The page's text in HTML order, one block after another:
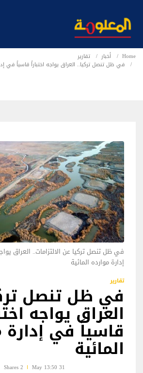
Home أخبار
تقارير
في ظل تنصل تركيا.. العراق يواجه اختباراً قاسياً في
في ظل تنصل تركيا عن الالتزامات.. العراق
إدارة موارده المائية
تقارير
في ظل تنصل
العراق يواجه
قاسياً في إدارة
المائية
31 May 13:50
2 Shares